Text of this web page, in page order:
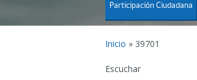
Participación Ciudadana
Inicio » 39701
Escuchar